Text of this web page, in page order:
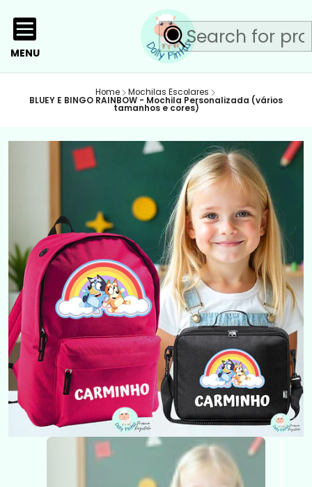
MENU
Home Mochilas Escolares
BLUEY E BINGO RAINBOW - Mochila Personalizada (vários
tamanhos e cores)